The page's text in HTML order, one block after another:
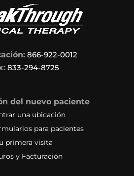
866-922-0012
833-294-8725
del nuevo paciente
una ubicación
para pacientes
primera visita
y Facturación